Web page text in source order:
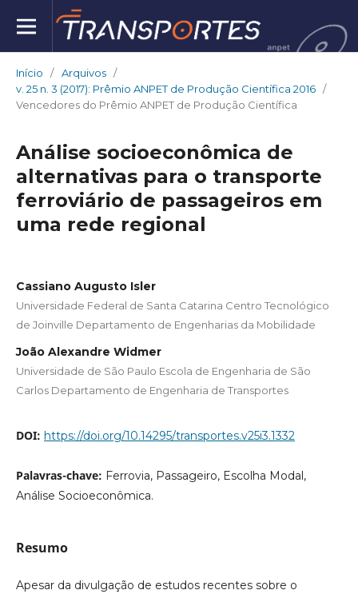
Início / Arquivos /
v. 25 n. 3 (2017): Prêmio ANPET de Produção Científica 2016 /
Vencedores do Prêmio ANPET de Produção Científica
Análise socioeconômica de
alternativas para o transporte
ferroviário de passageiros em
uma rede regional
Cassiano Augusto Isler
Universidade Federal de Santa Catarina Centro Tecnológico
de Joinville Departamento de Engenharias da Mobilidade
João Alexandre Widmer
Universidade de São Paulo Escola de Engenharia de São
Carlos Departamento de Engenharia de Transportes
DOI: https://doi.org/10.14295/transportes.v25i3.1332
Palavras-chave: Ferrovia, Passageiro, Escolha Modal,
Análise Socioeconômica.
Resumo
Apesar da divulgação de estudos recentes sobre o